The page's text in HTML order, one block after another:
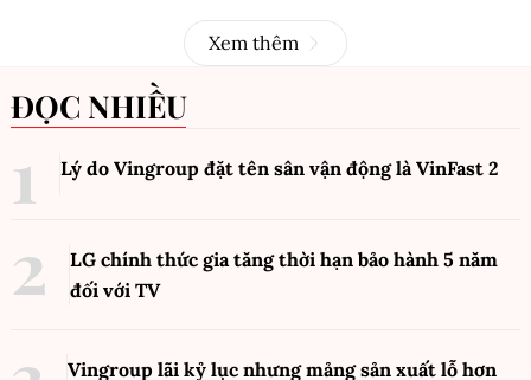
Xem thêm
ĐỌC NHIỀU
Lý do Vingroup đặt tên sân vận động là VinFast 2
LG chính thức gia tăng thời hạn bảo hành 5 năm
đối với TV
Vingroup lãi kỷ lục nhưng mảng sản xuất lỗ hơn